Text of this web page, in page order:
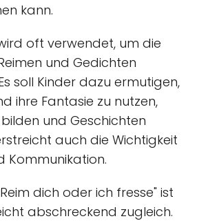
kann.
oft verwendet, um die
und Gedichten
soll Kinder dazu ermutigen,
ihre Fantasie zu nutzen,
und Geschichten
auch die Wichtigkeit
Kommunikation.
dich oder ich fresse" ist
abschreckend zugleich.